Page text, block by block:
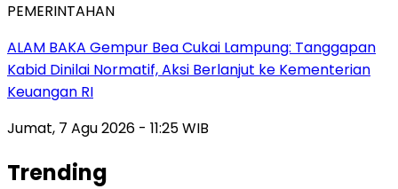
PEMERINTAHAN
ALAM BAKA Gempur Bea Cukai Lampung: Tanggapan
Kabid Dinilai Normatif, Aksi Berlanjut ke Kementerian
Keuangan RI
Jumat, 7 Agu 2026 - 11:25 WIB
Trending